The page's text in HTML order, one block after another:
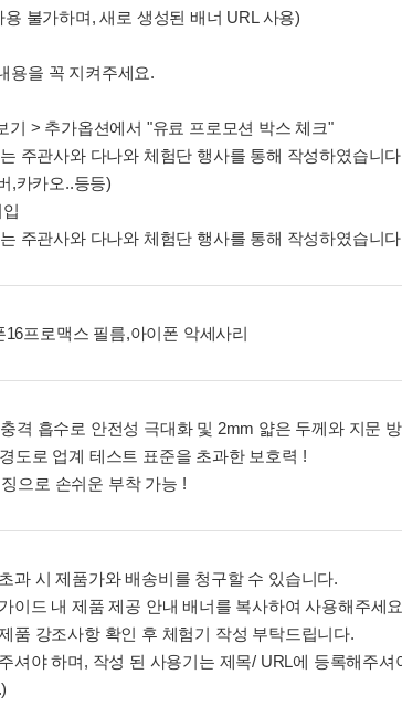
불가하며, 새로 생성된 배너 URL 사용)
용을 꼭 지켜주세요.
기 > 추가옵션에서 "유료 프로모션 박스 체크"
주관사와 다나와 체험단 행사를 통해 작성하였습니
,카카오..등등)
주관사와 다나와 체험단 행사를 통해 작성하였습니
프로맥스 필름,아이폰 악세사리
격 흡수로 안전성 극대화 및 2mm 얇은 두께와 지문
도로 업계 테스트 표준을 초과한 보호력 !
으로 손쉬운 부착 가능 !
과 시 제품가와 배송비를 청구할 수 있습니다.
이드 내 제품 제공 안내 배너를 복사하여 사용해주세
품 강조사항 확인 후 체험기 작성 부탁드립니다.
셔야 하며, 작성 된 사용기는 제목/ URL에 등록해주